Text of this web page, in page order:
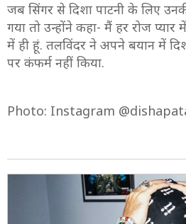
जब सिंगर से दिशा पाटनी के लिए
गया तो उन्होंने कहा- मैं हर रोज
में ही हूं. तलविंदर ने अपने बयान में
पर कंफर्म नहीं किया.
Photo: Instagram